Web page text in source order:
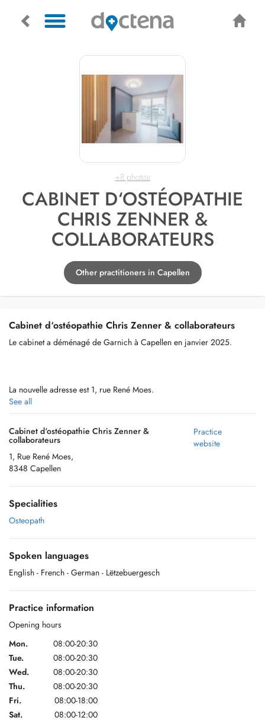
+8 photos
CABINET D‘OSTÉOPATHIE
CHRIS ZENNER &
COLLABORATEURS
Other practitioners in Capellen
Cabinet d‘ostéopathie Chris Zenner & collaborateurs
Le cabinet a déménagé de Garnich à Capellen en janvier 2025.
La nouvelle adresse est 1, rue René Moes.
Le numéro de téléphone est toujours le 380638.
Il y a 3 places de parking privées devant la porte ainsi que des
parkings gratuits.
Le cabinet se trouve au 2ième étage (ascenseur dans le bâtiment) -
Visitez notre site osteozenner.lu pour plus d'informations.
See all
Cabinet d‘ostéopathie Chris Zenner &
collaborateurs
1, Rue René Moes,
8348 Capellen
Practice
website
Specialities
Osteopath
Spoken languages
English - French - German - Lëtzebuergesch
Practice information
Opening hours
Mon.
08:00-20:30
Tue.
08:00-20:30
Wed.
08:00-20:30
Thu.
08:00-20:30
Fri.
08:00-18:00
Sat.
08:00-12:00